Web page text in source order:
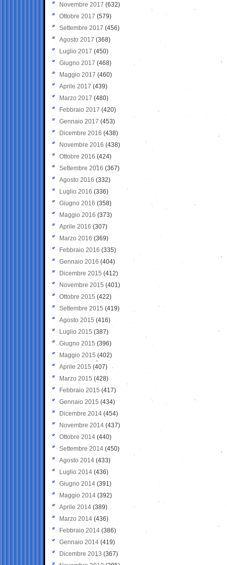
Novembre 2017 (632)
Ottobre 2017 (579)
Settembre 2017 (456)
Agosto 2017 (368)
Luglio 2017 (450)
Giugno 2017 (468)
Maggio 2017 (460)
Aprile 2017 (439)
Marzo 2017 (480)
Febbraio 2017 (420)
Gennaio 2017 (453)
Dicembre 2016 (438)
Novembre 2016 (438)
Ottobre 2016 (424)
Settembre 2016 (367)
Agosto 2016 (332)
Luglio 2016 (336)
Giugno 2016 (358)
Maggio 2016 (373)
Aprile 2016 (307)
Marzo 2016 (369)
Febbraio 2016 (335)
Gennaio 2016 (404)
Dicembre 2015 (412)
Novembre 2015 (401)
Ottobre 2015 (422)
Settembre 2015 (419)
Agosto 2015 (416)
Luglio 2015 (387)
Giugno 2015 (396)
Maggio 2015 (402)
Aprile 2015 (407)
Marzo 2015 (428)
Febbraio 2015 (417)
Gennaio 2015 (434)
Dicembre 2014 (454)
Novembre 2014 (437)
Ottobre 2014 (440)
Settembre 2014 (450)
Agosto 2014 (433)
Luglio 2014 (436)
Giugno 2014 (391)
Maggio 2014 (392)
Aprile 2014 (389)
Marzo 2014 (436)
Febbraio 2014 (386)
Gennaio 2014 (419)
Dicembre 2013 (367)